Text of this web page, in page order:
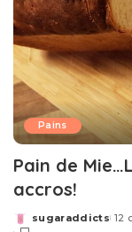
Pains
Pain de
accros!
Posted
sugaraddicts 12